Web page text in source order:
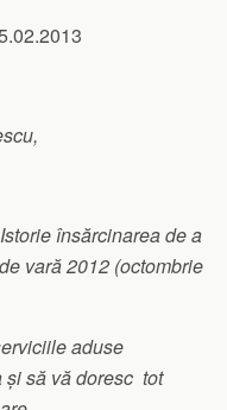
însărcinarea de a
vară 2012 (octombrie
aduse
și să vă doresc tot